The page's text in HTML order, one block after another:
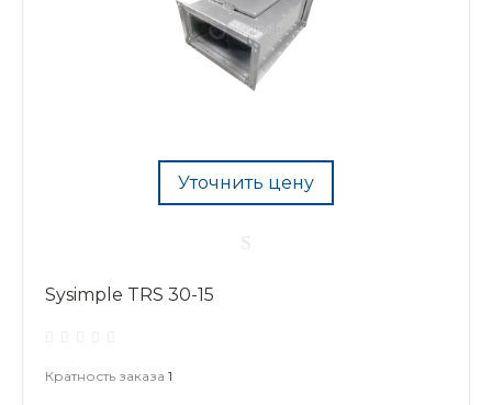
Уточнить цену
Sysimple TRS 30-15
Кратность заказа 1